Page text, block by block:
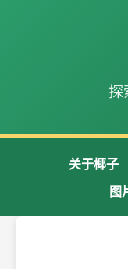
探
关于椰子
图